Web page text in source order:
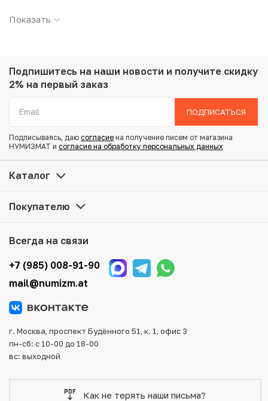
Страна: Индия (Британская)
Проба: 917
Вес: 11.66 г
Тираж: 55.937.000
Отметка монетного двора (точка) под цветком на
реверсе. Монетный двор «Бомбей»
магазине — Вам достаточно оформить заказ на сайте.
Мы доставим Ваш заказ в любой регион России, кроме
того, возможен самовывоз товара из офиса магазина.
Для вашего удобства представлены несколько способов
тщательно упаковываются, что исключает возможность
Показать
Подпишитесь на наши новости и получите скидку
2% на первый заказ
ПОДПИСАТЬСЯ
Подписываясь, даю согласие на получение писем от магазина
НУМИЗМАТ и согласие на обработку персональных данных
Каталог
Покупателю
Всегда на связи
+7 (985) 008-91-90
mail@numizm.at
г. Москва, проспект Будённого 51, к. 1, офис 3
пн-сб: с 10-00 до 18-00
вс: выходной
Как не терять наши письма?